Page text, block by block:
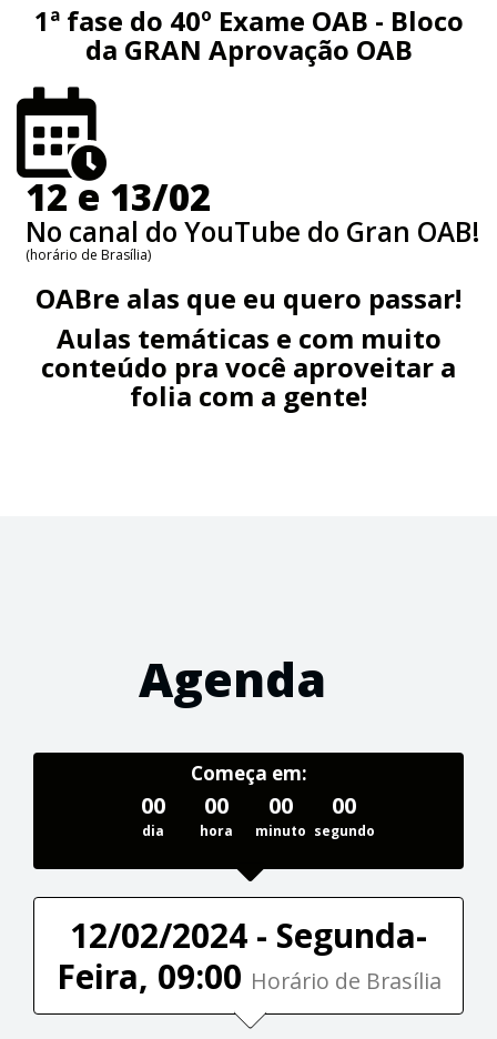
1ª fase do 40º Exame OAB - Bloco
da GRAN Aprovação OAB
12 e 13/02
No canal do YouTube do Gran OAB!
(horário de Brasília)
OABre alas que eu quero passar!
Aulas temáticas e com muito
conteúdo pra você aproveitar a
folia com a gente!
Agenda
Começa em:
00
dia
00
hora
00
minuto
00
segundo
12/02/2024 - Segunda-
Feira, 09:00 Horário de Brasília